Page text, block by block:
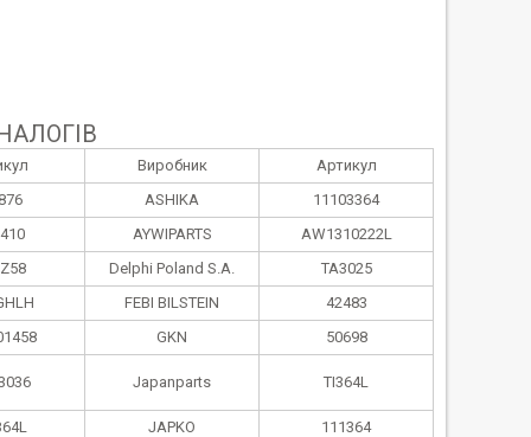
Виробник
Артикул
ASHIKA
11103364
AYWIPARTS
AW1310222L
Delphi Poland S.А.
TA3025
FEBI BILSTEIN
42483
GKN 50698
Japanparts TI364L
JAPKO
111364